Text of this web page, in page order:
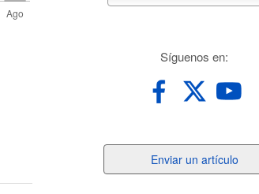
Síguenos en:
un
Enviar un artículo